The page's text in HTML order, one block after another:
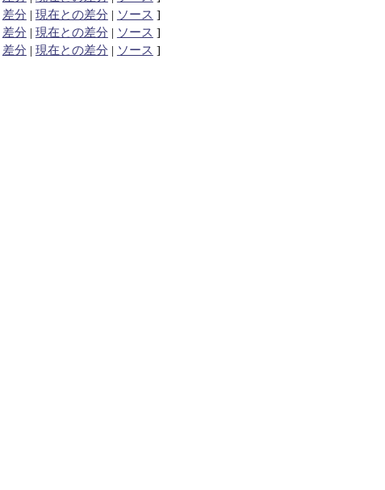
差分 | 現在との差分 | ソース ]
差分 | 現在との差分 | ソース ]
差分 | 現在との差分 | ソース ]